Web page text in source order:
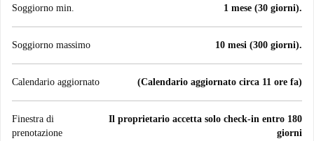
Soggiorno min. 1 mese (30 giorni).
Soggiorno massimo 10 mesi (300 giorni).
Calendario aggiornato (Calendario aggiornato circa 11 ore fa)
Finestra di
prenotazione
Il proprietario accetta solo check-in entro 180
giorni